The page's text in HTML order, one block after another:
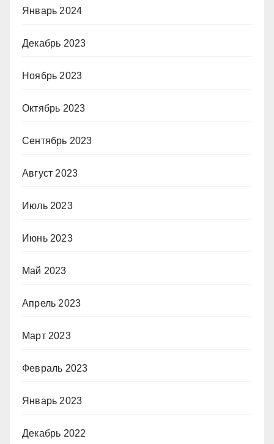
Январь 2024
Декабрь 2023
Ноябрь 2023
Октябрь 2023
Сентябрь 2023
Август 2023
Июль 2023
Июнь 2023
Май 2023
Апрель 2023
Март 2023
Февраль 2023
Январь 2023
Декабрь 2022